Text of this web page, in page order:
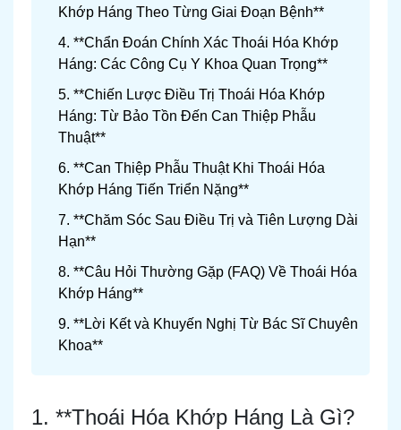
Khớp Háng Theo Từng Giai Đoạn Bệnh**
4. **Chẩn Đoán Chính Xác Thoái Hóa Khớp
Háng: Các Công Cụ Y Khoa Quan Trọng**
5. **Chiến Lược Điều Trị Thoái Hóa Khớp
Háng: Từ Bảo Tồn Đến Can Thiệp Phẫu
Thuật**
6. **Can Thiệp Phẫu Thuật Khi Thoái Hóa
Khớp Háng Tiến Triển Nặng**
7. **Chăm Sóc Sau Điều Trị và Tiên Lượng Dài
Hạn**
8. **Câu Hỏi Thường Gặp (FAQ) Về Thoái Hóa
Khớp Háng**
9. **Lời Kết và Khuyến Nghị Từ Bác Sĩ Chuyên
Khoa**
1. **Thoái Hóa Khớp Háng Là Gì?